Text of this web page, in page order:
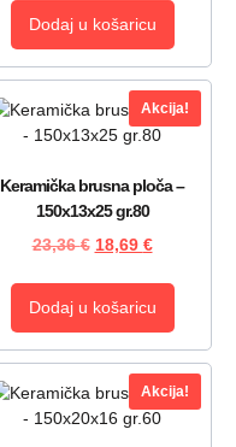
Dodaj u košaricu
Akcija!
Keramička brusna ploča –
150x13x25 gr.80
23,36€ 18,69 €
Dodaj u košaricu
Akcija!